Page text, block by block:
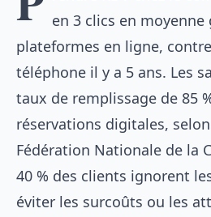
en 3 clics en moyenne
plateformes en ligne,
téléphone il y a 5 ans. Les
taux de remplissage de 85
réservations digitales,
Fédération Nationale de la
40 % des clients ignorent
éviter les surcoûts ou les